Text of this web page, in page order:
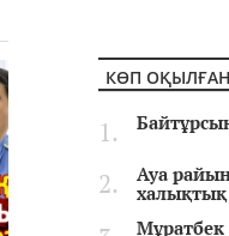
КӨП
Ауа
Мұратбек